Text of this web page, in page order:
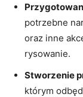
potrzebne
oraz inne⁤
rysowanie.
Stworzenie
którym